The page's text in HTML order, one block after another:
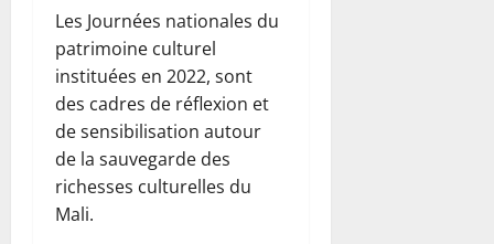
Les Journées nationales du
patrimoine culturel
instituées en 2022, sont
des cadres de réflexion et
de sensibilisation autour
de la sauvegarde des
richesses culturelles du
Mali.